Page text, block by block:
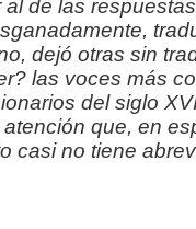
de las
dejó otras sin
las voces más
del siglo
que, en
casi no tiene